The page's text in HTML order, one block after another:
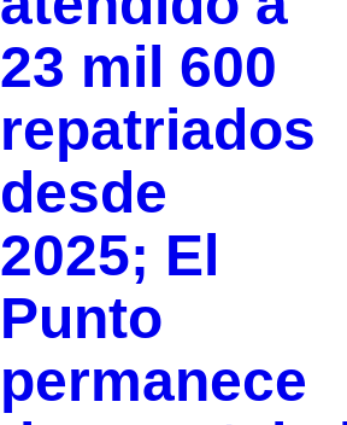
23 mil 600
repatriados
desde
2025; El
Punto
permanece